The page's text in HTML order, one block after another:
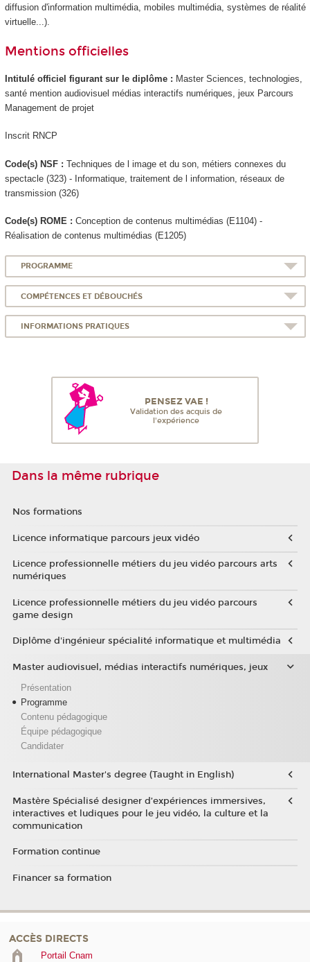
diffusion d'information multimédia, mobiles multimédia, systèmes de réalité
virtuelle...).
Mentions officielles
Intitulé officiel figurant sur le diplôme : Master Sciences, technologies,
santé mention audiovisuel médias interactifs numériques, jeux Parcours
Management de projet
Inscrit RNCP
Code(s) NSF : Techniques de l image et du son, métiers connexes du
spectacle (323) - Informatique, traitement de l information, réseaux de
transmission (326)
Code(s) ROME : Conception de contenus multimédias (E1104) -
Réalisation de contenus multimédias (E1205)
PROGRAMME
COMPÉTENCES ET DÉBOUCHÉS
INFORMATIONS PRATIQUES
PENSEZ VAE !
Validation des acquis de
l'expérience
Dans la même rubrique
Nos formations
Licence informatique parcours jeux vidéo
Licence professionnelle métiers du jeu vidéo parcours arts
numériques
Licence professionnelle métiers du jeu vidéo parcours
game design
Diplôme d'ingénieur spécialité informatique et multimédia
Master audiovisuel, médias interactifs numériques, jeux
Présentation
Programme
Contenu pédagogique
Équipe pédagogique
Candidater
International Master's degree (Taught in English)
Mastère Spécialisé designer d’expériences immersives,
interactives et ludiques pour le jeu vidéo, la culture et la
communication
Formation continue
Financer sa formation
ACCÈS DIRECTS
Portail Cnam